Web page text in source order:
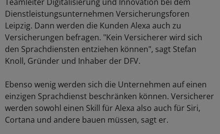
Dienstleistungsunternehmen Versicherungsforen
Leipzig. Dann werden die Kunden Alexa auch zu
Versicherungen befragen. "Kein Versicherer wird sich
den Sprachdiensten entziehen können", sagt Stefan
Knoll, Gründer und Inhaber der DFV.
Ebenso wenig werden sich die Unternehmen auf einen
einzigen Sprachdienst beschränken können. Versicherer
werden sowohl einen Skill für Alexa also auch für Siri,
Cortana und andere bauen müssen, sagt er.